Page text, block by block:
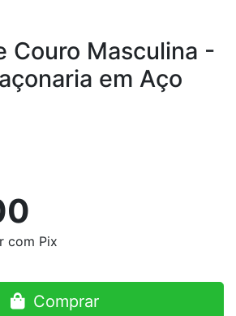
Couro Masculina -
em Aço
com Pix
Comprar